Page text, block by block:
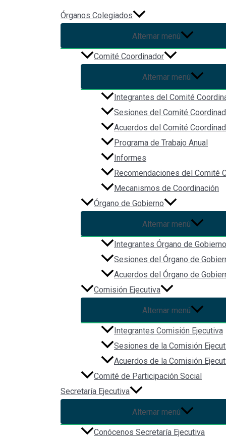
Órganos Colegiados
Alternar menú
Comité Coordinador
Alternar menú
Integrantes del Comité
Sesiones del Comité
Acuerdos del Comité
Programa de Trabajo Anual
Informes
Recomendaciones del Comité
Mecanismos de Coordinación
Órgano de Gobierno
Alternar menú
Integrantes Órgano de Gobierno
Sesiones del Órgano de
Acuerdos del Órgano de
Comisión Ejecutiva
Alternar menú
Integrantes Comisión Ejecutiva
Sesiones de la Comisión
Acuerdos de la Comisión
Comité de Participación Social
Secretaría Ejecutiva
Alternar menú
Conócenos Secretaría Ejecutiva
Primera Sesión Ordinaria
Primera Sesión Ordinaria de la Comisión Ejecutiva del
Sede: Instalaciones de la Secretaría Ejecutiva del Sistema
https://www.youtube.com/